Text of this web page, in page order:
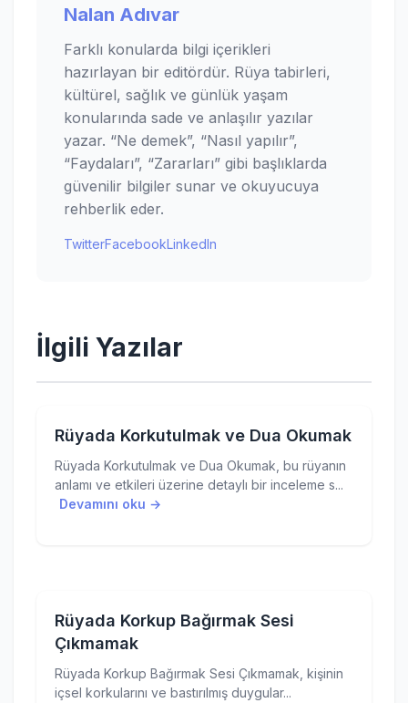
Nalan Adıvar
Farklı konularda bilgi içerikleri
hazırlayan bir editördür. Rüya tabirleri,
kültürel, sağlık ve günlük yaşam
konularında sade ve anlaşılır yazılar
yazar. “Ne demek”, “Nasıl yapılır”,
“Faydaları”, “Zararları” gibi başlıklarda
güvenilir bilgiler sunar ve okuyucuya
rehberlik eder.
TwitterFacebookLinkedIn
İlgili Yazılar
Rüyada Korkutulmak ve Dua Okumak
Rüyada Korkutulmak ve Dua Okumak, bu rüyanın
anlamı ve etkileri üzerine detaylı bir inceleme s...
Devamını oku →
Rüyada Korkup Bağırmak Sesi
Çıkmamak
Rüyada Korkup Bağırmak Sesi Çıkmamak, kişinin
içsel korkularını ve bastırılmış duygular...